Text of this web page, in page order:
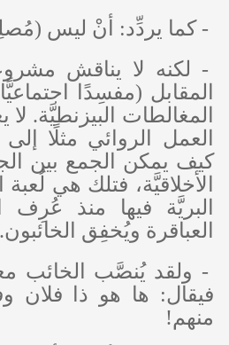
- كما يردِّد: أنْ ليس
- لكنه لا يناقش
المقابل (مفسِدًا
المغالطات البيزنطيَّة.
العمل الروائي مثلًا
كيف يمكن الجمع بين
الأخلاقيَّة، فتلك هي
البريَّة فيها منذ عُرِف
العباقرة ويُخفِق الخائبون.
- ولقد يُنصَّب الخائب
فيقال: ها هو ذا فلان
منهم!